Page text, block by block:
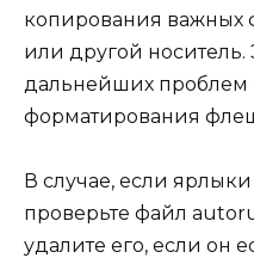
копирования важных
или другой носитель.
дальнейших проблем
форматирования
В случае, если
проверьте файл
удалите его, если он